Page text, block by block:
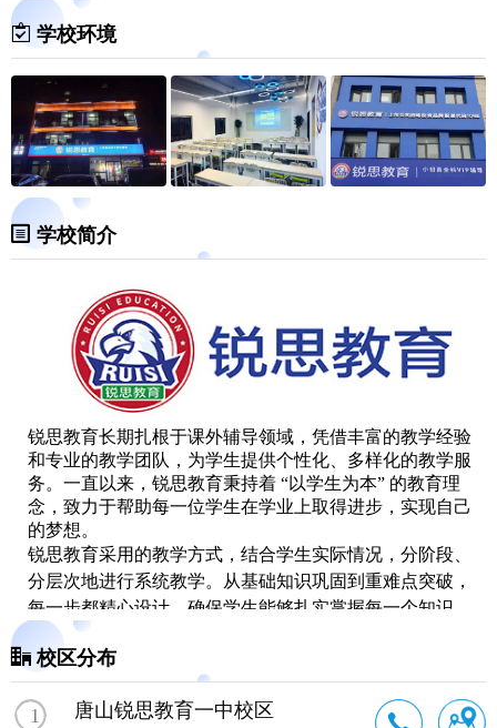
学校环境
学校简介
锐思教育长期扎根于课外辅导领域，凭借丰富的教学经验
和专业的教学团队，为学生提供个性化、多样化的教学服
务。一直以来，锐思教育秉持着 “以学生为本” 的教育理
念，致力于帮助每一位学生在学业上取得进步，实现自己
的梦想。
锐思教育采用的教学方式，结合学生实际情况，分阶段、
分层次地进行系统教学。从基础知识巩固到重难点突破，
每一步都精心设计，确保学生能够扎实掌握每一个知识
点，构建起完整的知识体系。我们注重知识的融会贯通，
通过大量例题练习和模拟考试，帮助学生灵活运用所学知
识，应对各种题型。同时，我们还提供个性化的学习资源
和辅导材料，让学生随时随地都能进行自主学习和巩固。
校区分布
1 唐山锐思教育一中校区